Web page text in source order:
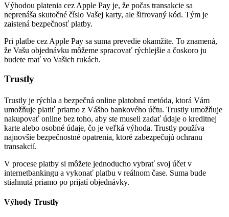
Výhodou platenia cez Apple Pay je, že počas transakcie sa
neprenáša skutočné číslo Vašej karty, ale šifrovaný kód. Tým je
zaistená bezpečnosť platby.
Pri platbe cez Apple Pay sa suma prevedie okamžite. To znamená,
že Vašu objednávku môžeme spracovať rýchlejšie a čoskoro ju
budete mať vo Vašich rukách.
Trustly
Trustly je rýchla a bezpečná online platobná metóda, ktorá Vám
umožňuje platiť priamo z Vášho bankového účtu. Trustly umožňuje
nakupovať online bez toho, aby ste museli zadať údaje o kreditnej
karte alebo osobné údaje, čo je veľká výhoda. Trustly používa
najnovšie bezpečnostné opatrenia, ktoré zabezpečujú ochranu
transakcií.
V procese platby si môžete jednoducho vybrať svoj účet v
internetbankingu a vykonať platbu v reálnom čase. Suma bude
stiahnutá priamo po prijatí objednávky.
Výhody Trustly